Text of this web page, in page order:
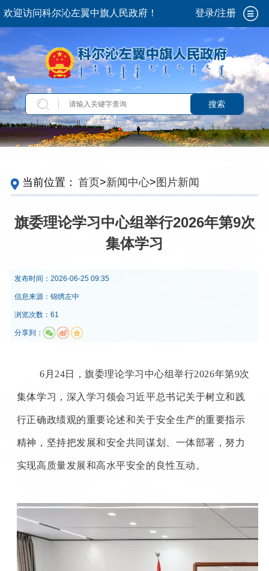
欢迎访问科尔沁左翼中旗人民政府！ 登录/注册
搜索
当前位置： 首页>新闻中心>图片新闻
旗委理论学习中心组举行2026年第9次
集体学习
发布时间： 2026-06-25 09:35
信息来源： 锦绣左中
浏览次数：61
分享到：
6月24日，旗委理论学习中心组举行2026年第9次
集体学习，深入学习领会习近平总书记关于树立和践
行正确政绩观的重要论述和关于安全生产的重要指示
精神，坚持把发展和安全共同谋划、一体部署，努力
实现高质量发展和高水平安全的良性互动。